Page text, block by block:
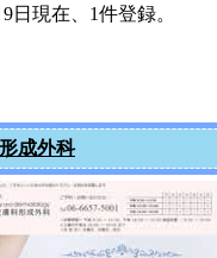
現在、1件登録。
成外科